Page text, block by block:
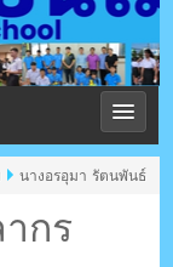
ม
บี่
กร
นางอรอุมา รัตนพันธ์